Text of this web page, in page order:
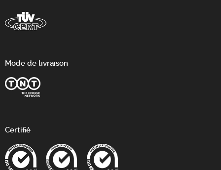
Mode de livraison
Certifié